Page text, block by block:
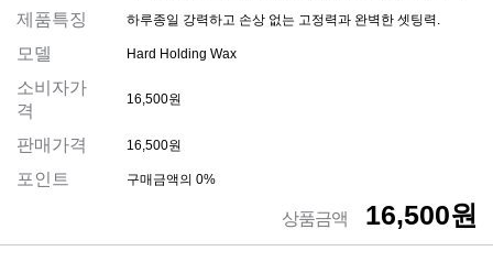
제품특징 하루종일 강력하고 손상 없는 고정력과 완벽한 셋팅력.
모델 Hard Holding Wax
소비자가
격
16,500원
판매가격 16,500원
포인트 구매금액의 0%
상품금액 16,500원